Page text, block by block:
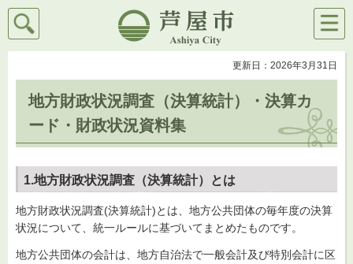
芦屋市
検索
メニ
ュー
更新日：2026年3月31日
地方財政状況調査（決算統計）・決算カ
ード・財政状況資料集
1.地方財政状況調査（決算統計）とは
地方財政状況調査(決算統計)とは、地方公共団体の毎年度の決算
状況について、統一ルールに基づいてまとめたものです。
地方公共団体の会計は、地方自治法で一般会計及び特別会計に区